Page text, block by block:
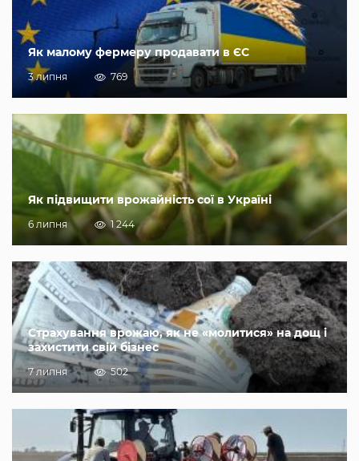
Як малому фермеру продавати в ЄС
3 липня 769
Як підвищити врожайність сої в Україні
6 липня 1 244
Страхування врожаю, як не «молитися» на дощ і
захистити свій бізнес
7 липня 502